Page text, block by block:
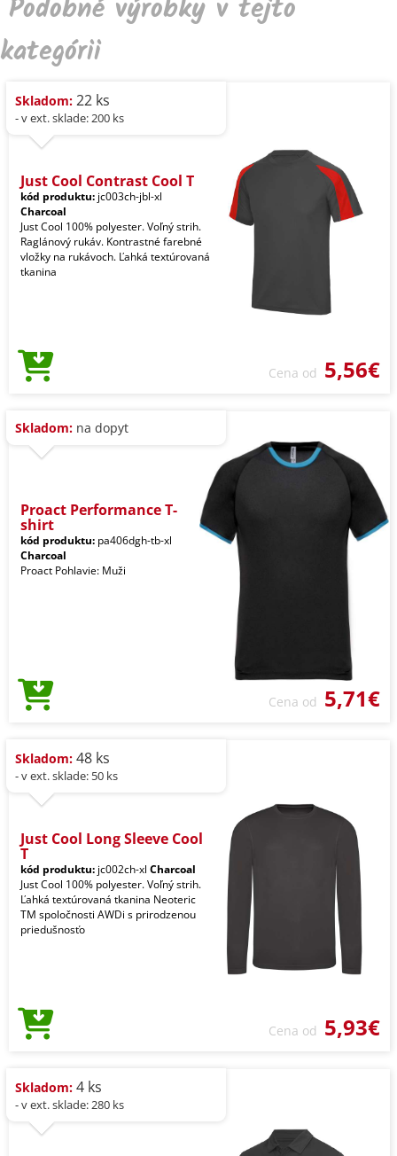
Podobné výrobky v tejto
kategórii
Skladom: 22 ks
- v ext. sklade: 200 ks
Just Cool Contrast Cool T
kód produktu: jc003ch-jbl-xl
Charcoal
Just Cool 100% polyester. Voľný strih.
Raglánový rukáv. Kontrastné farebné
vložky na rukávoch. Ľahká textúrovaná
tkanina
Cena od 5,56€
Skladom: na dopyt
Proact Performance T-
shirt
kód produktu: pa406dgh-tb-xl
Charcoal
Proact Pohlavie: Muži
Cena od 5,71€
Skladom: 48 ks
- v ext. sklade: 50 ks
Just Cool Long Sleeve Cool
T
kód produktu: jc002ch-xl Charcoal
Just Cool 100% polyester. Voľný strih.
Ľahká textúrovaná tkanina Neoteric
TM spoločnosti AWDi s prirodzenou
priedušnosťo
Cena od 5,93€
Skladom: 4 ks
- v ext. sklade: 280 ks